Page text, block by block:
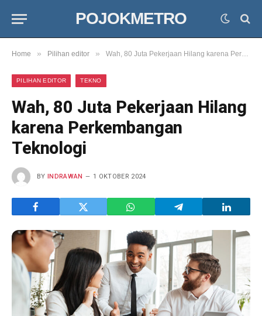
POJOKMETRO
Home » Pilihan editor » Wah, 80 Juta Pekerjaan Hilang karena Perkembangan Teknologi
PILIHAN EDITOR TEKNO
Wah, 80 Juta Pekerjaan Hilang
karena Perkembangan
Teknologi
BY INDRAWAN 1 OKTOBER 2024